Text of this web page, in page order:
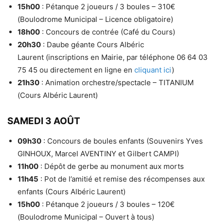
15h00 : Pétanque 2 joueurs / 3 boules – 310€
(Boulodrome Municipal – Licence obligatoire)
18h00 : Concours de contrée (Café du Cours)
20h30 : Daube géante Cours Albéric
Laurent (inscriptions en Mairie, par téléphone 06 64 03
75 45 ou directement en ligne en cliquant ici)
21h30 : Animation orchestre/spectacle – TITANIUM
(Cours Albéric Laurent)
SAMEDI 3 AOÛT
09h30 : Concours de boules enfants (Souvenirs Yves
GINHOUX, Marcel AVENTINY et Gilbert CAMPI)
11h00 : Dépôt de gerbe au monument aux morts
11h45 : Pot de l’amitié et remise des récompenses aux
enfants (Cours Albéric Laurent)
15h00 : Pétanque 2 joueurs / 3 boules – 120€
(Boulodrome Municipal – Ouvert à tous)